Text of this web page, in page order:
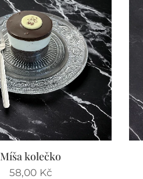
Míša kolečko
58,00Kč